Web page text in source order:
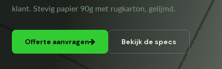
klant. Stevig papier 90g met rugkarton, gelijmd.
Offerte aanvragen Bekijk de specs